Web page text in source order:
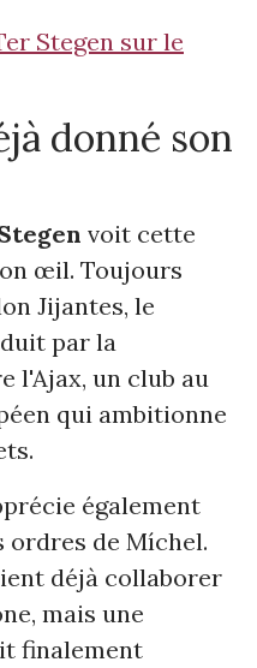
Stegen sur le
donné son
voit cette
œil. Toujours
Jijantes, le
par la
l'Ajax, un club au
qui ambitionne
également
ordres de Míchel.
déjà collaborer
mais une
finalement